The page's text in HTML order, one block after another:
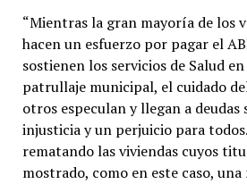
“Mientras la gran mayoría de los
hacen un esfuerzo por pagar el
sostienen los servicios de Salud
patrullaje municipal, el cuidado
otros especulan y llegan a deudas
injusticia y un perjuicio para
rematando las viviendas cuyos
mostrado, como en este caso,